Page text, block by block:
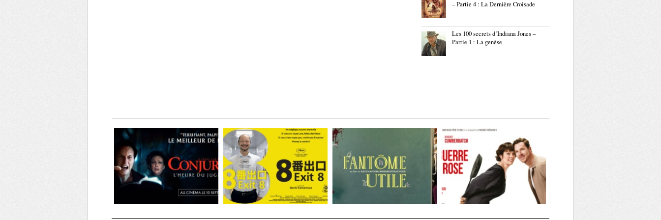
– Partie 4 : La Dernière Croisade
Les 100 secrets d’Indiana Jones –
Partie 1 : La genèse